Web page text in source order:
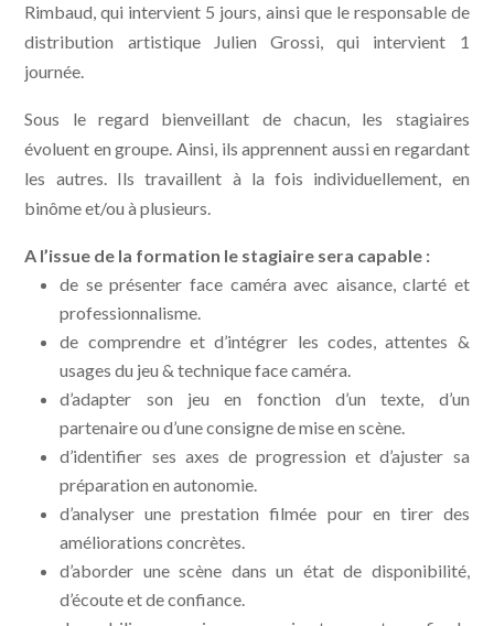
Rimbaud, qui intervient 5 jours, ainsi que le responsable de
distribution artistique Julien Grossi, qui intervient 1
journée.
Sous le regard bienveillant de chacun, les stagiaires
évoluent en groupe. Ainsi, ils apprennent aussi en regardant
les autres. Ils travaillent à la fois individuellement, en
binôme et/ou à plusieurs.
A l’issue de la formation le stagiaire sera capable :
de se présenter face caméra avec aisance, clarté et
professionnalisme.
de comprendre et d’intégrer les codes, attentes &
usages du jeu & technique face caméra.
d’adapter son jeu en fonction d’un texte, d’un
partenaire ou d’une consigne de mise en scène.
d’identifier ses axes de progression et d’ajuster sa
préparation en autonomie.
d’analyser une prestation filmée pour en tirer des
améliorations concrètes.
d’aborder une scène dans un état de disponibilité,
d’écoute et de confiance.